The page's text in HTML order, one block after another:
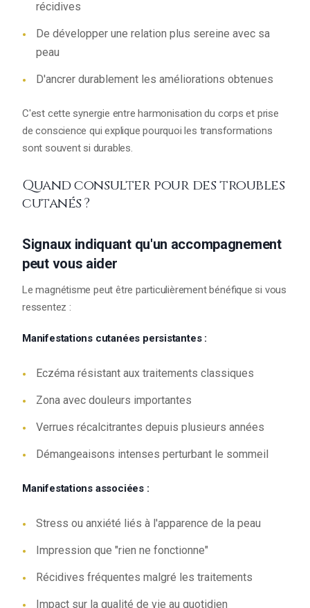
récidives
De développer une relation plus sereine avec sa
peau
D'ancrer durablement les améliorations obtenues
C'est cette synergie entre harmonisation du corps et prise
de conscience qui explique pourquoi les transformations
sont souvent si durables.
Quand consulter pour des troubles
cutanés ?
Signaux indiquant qu'un accompagnement
peut vous aider
Le magnétisme peut être particulièrement bénéfique si vous
ressentez :
Manifestations cutanées persistantes :
Eczéma résistant aux traitements classiques
Zona avec douleurs importantes
Verrues récalcitrantes depuis plusieurs années
Démangeaisons intenses perturbant le sommeil
Manifestations associées :
Stress ou anxiété liés à l'apparence de la peau
Impression que "rien ne fonctionne"
Récidives fréquentes malgré les traitements
Impact sur la qualité de vie au quotidien